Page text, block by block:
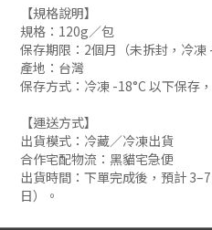
【規格說明】
規格：120g／包
保存期限：2個月（未拆封，冷凍 -
產地：台灣
保存方式：冷凍 -18°C 以下保存
【運送方式】
出貨模式：冷藏／冷凍出貨
合作宅配物流：黑貓宅急便
出貨時間：下單完成後，預計
日）。